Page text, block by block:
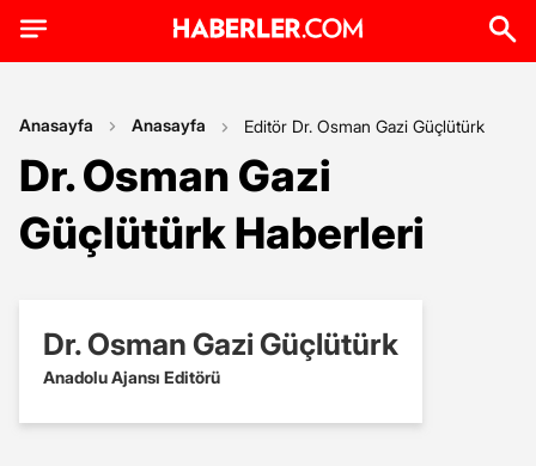
Anasayfa Anasayfa Editör Dr. Osman Gazi Güçlütürk
Dr. Osman Gazi
Güçlütürk Haberleri
Dr. Osman Gazi Güçlütürk
Anadolu Ajansı Editörü